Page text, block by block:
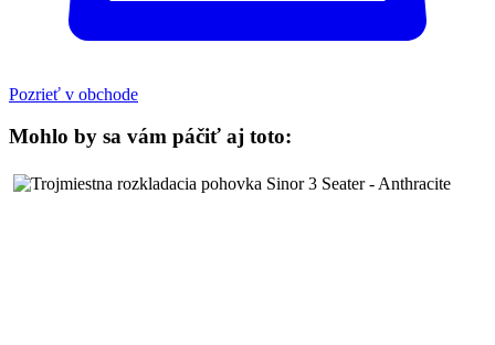
Pozrieť v obchode
Mohlo by sa vám páčiť aj toto: